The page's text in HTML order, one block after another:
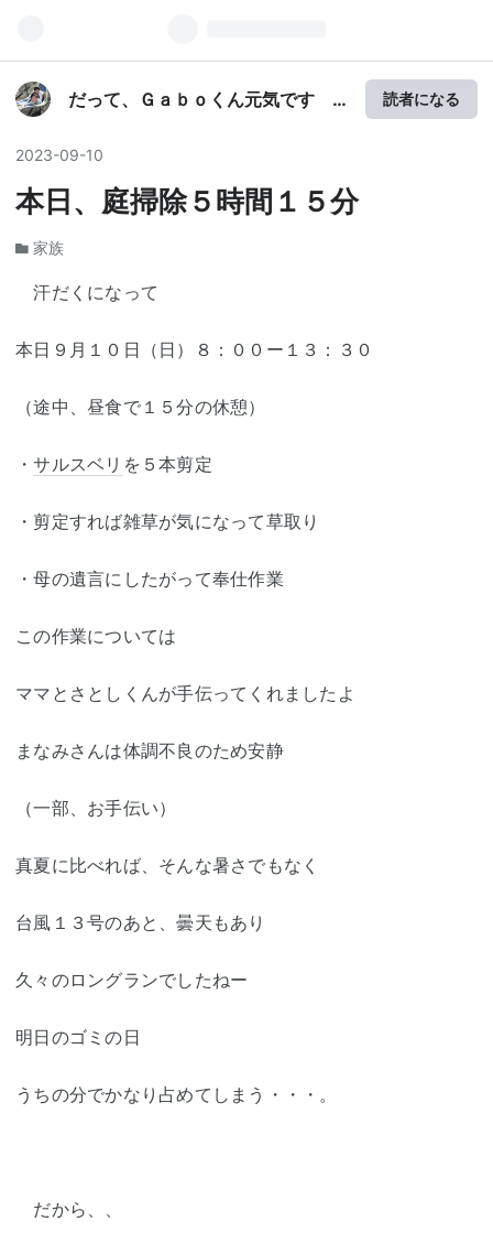
だって、Ｇａｂｏくん元気です
読者になる
2023-09-10
本日、庭掃除５時間１５分
家族
汗だくになって
本日９月１０日（日）８：００ー１３：３０
（途中、昼食で１５分の休憩）
・サルスベリ を５本剪定
・剪定すれば雑草が気になって草取り
・母の遺言にしたがって奉仕作業
この作業については
ママとさとしくんが手伝ってくれましたよ
まなみさんは体調不良のため安静
（一部、お手伝い）
真夏に比べれば、そんな暑さでもなく
台風１３号のあと、曇天もあり
久々のロングランでしたねー
明日のゴミの日
うちの分でかなり占めてしまう・・・。
だから、、